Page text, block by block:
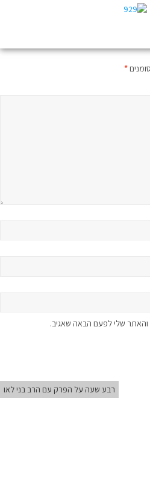
*
שלי לפעם הבאה שאגיב.
רבע שעה על הפרק עם הרב בני לאו